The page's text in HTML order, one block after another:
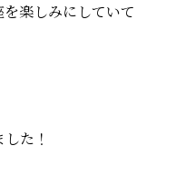
楽しみにしていて
た！